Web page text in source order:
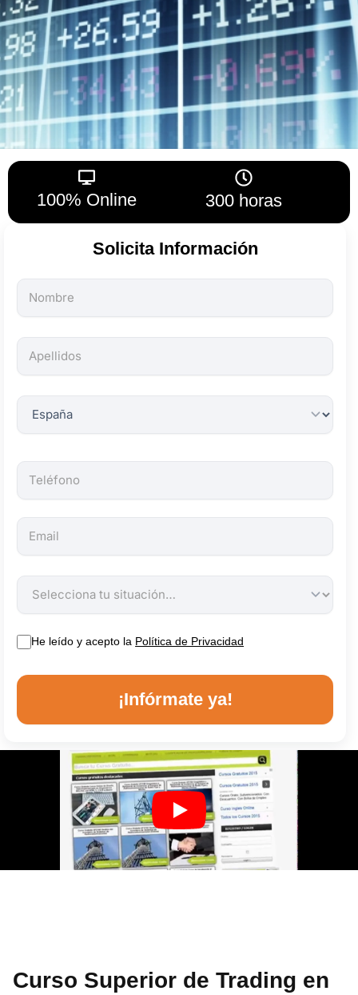
100% Online 300 horas
Solicita Información
Todos
los
son
obligatorios.
He leído y acepto la Política de Privacidad
¡Infórmate ya!
Curso Superior de Trading en